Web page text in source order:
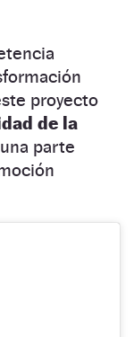
proyecto
de la
parte